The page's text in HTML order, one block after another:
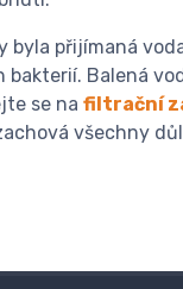
byla přijímaná
bakterií. Balená
se na filtrační
všechny